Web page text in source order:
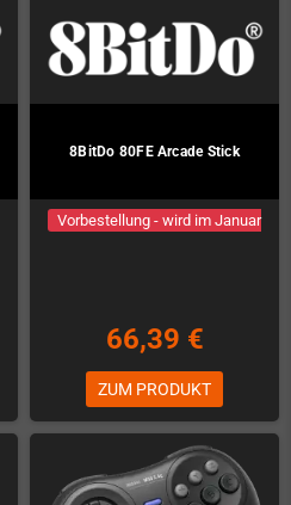
8BitDo 80FE Arcade Stick
Vorbestellung - wird im Januar
66,39 €
ZUM PRODUKT